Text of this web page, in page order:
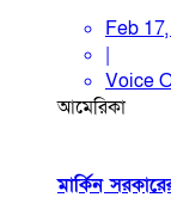
Feb
|
Voice
আমেরিকা
মার্কিন